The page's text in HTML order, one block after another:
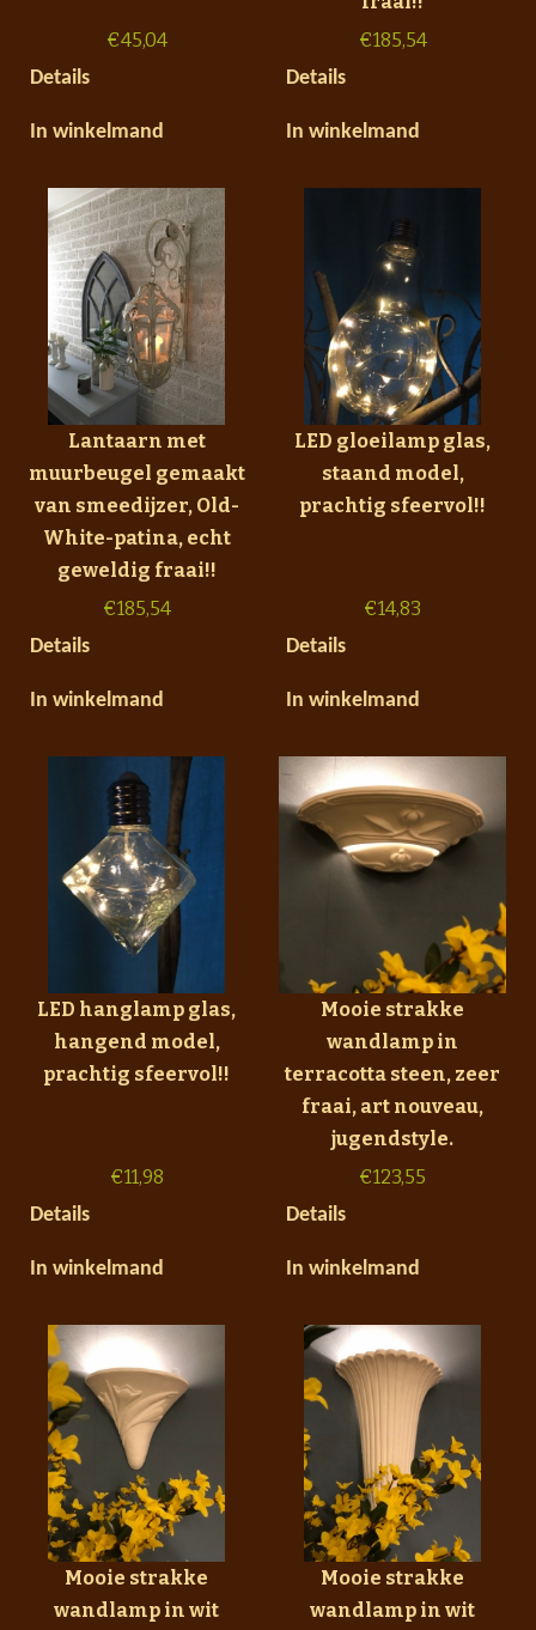
€45,04
Details
In winkelmand
€185,54
Details
In winkelmand
Lantaarn met
muurbeugel gemaakt
van smeedijzer, Old-
White-patina, echt
geweldig fraai!!
€185,54
Details
In winkelmand
LED gloeilamp glas,
staand model,
prachtig sfeervol!!
€14,83
Details
In winkelmand
LED hanglamp glas,
hangend model,
prachtig sfeervol!!
€11,98
Details
In winkelmand
Mooie strakke
wandlamp in
terracotta steen, zeer
fraai, art nouveau,
jugendstyle.
€123,55
Details
In winkelmand
Mooie strakke
wandlamp in wit
Mooie strakke
wandlamp in wit